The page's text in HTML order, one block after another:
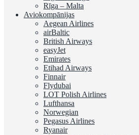
Rīga – Malta
Aviokompānijas
Aegean Airlines
airBaltic
British Airways
easyJet
Emirates
Etihad Airways
Finnair
Flydubai
LOT Polish Airlines
Lufthansa
Norwegian
Pegasus Airlines
Ryanair